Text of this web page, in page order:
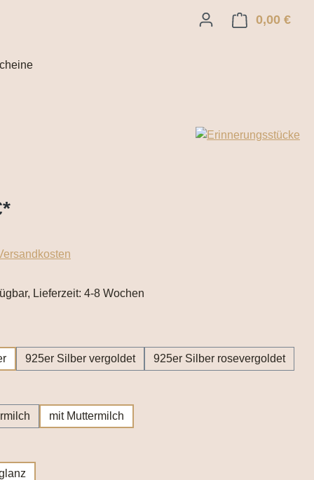
0,00 €
*
Lieferzeit: 4-8 Wochen
925er Silber vergoldet 925er Silber rosevergoldet
mit Muttermilch